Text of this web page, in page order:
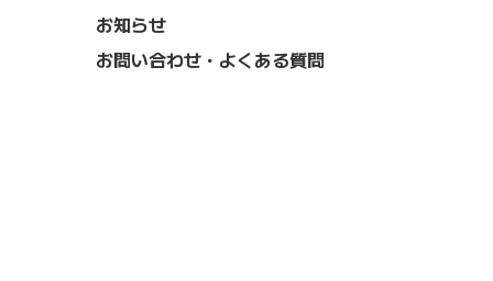
お知らせ
お問い合わせ・よくある質問